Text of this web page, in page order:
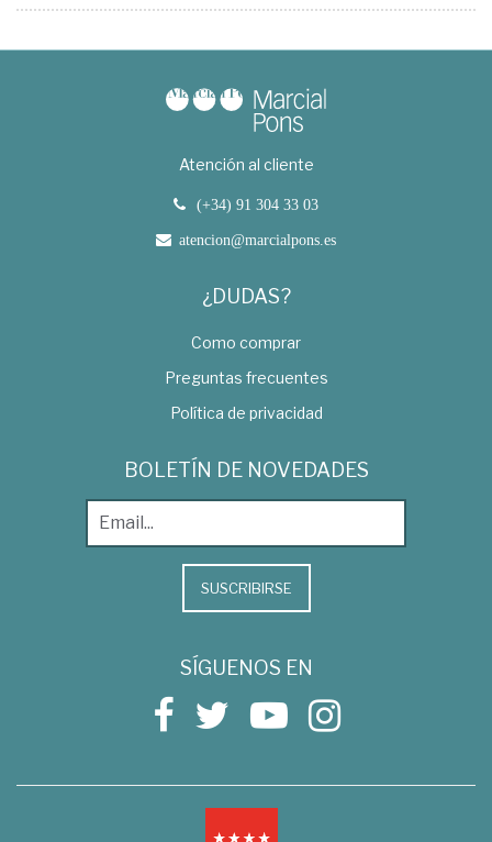
Atención al cliente
(+34) 91 304 33 03
atencion@marcialpons.es
¿DUDAS?
Como comprar
Preguntas frecuentes
Política de privacidad
BOLETÍN DE NOVEDADES
SUSCRIBIRSE
SÍGUENOS EN